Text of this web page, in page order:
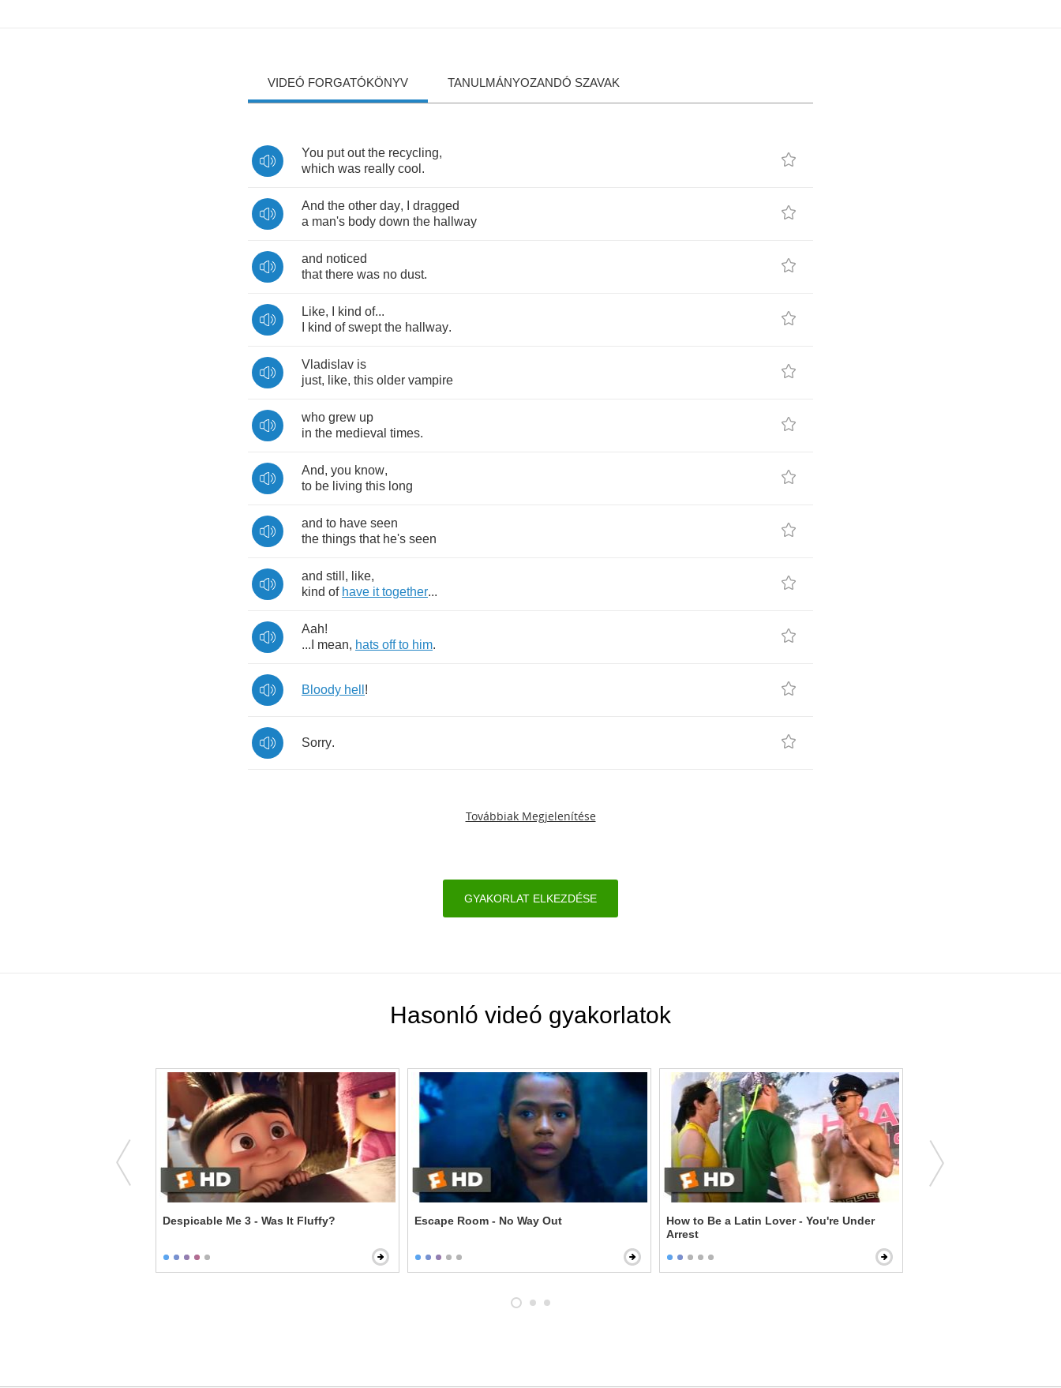
VIDEÓ FORGATÓKÖNYV TANULMÁNYOZANDÓ SZAVAK
You put out the recycling,
which was really cool .
And the other day,
dragged
a man's body down the hallway
and noticed
that there was no dust.
Like, kind of...
kind of swept the hallway.
Vladislav is
just, like, this older vampire
who grew up
in the medieval times.
And, you know,
to be living this long
and to have seen
the things that he's seen
and still , like,
kind of have it together...
Aah!
... mean, hats off to him.
Bloody hell !
Sorry.
Továbbiak Megjelenítése
GYAKORLAT ELKEZDÉSE
Hasonló videó gyakorlatok
Despicable Me 3 - Was It Fluffy? Escape Room - No Way Out
How to Be a Latin Lover - You're Under
Arrest